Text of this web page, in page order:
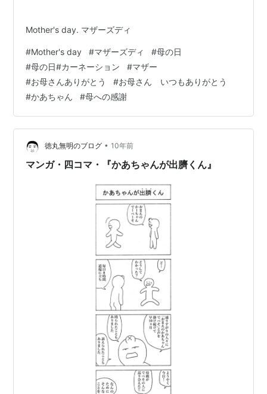
Mother's day. マザーズディ
#Mother's day #マザーズディ #母の日
#母の日#カーネーション #マザー
#お母さんありがとう #お母さん いつもありがとう
#かあちゃん #母への感謝
徳丸無明のブログ • 10年前
マンガ・四コマ・『かあちゃんが出臍くん』